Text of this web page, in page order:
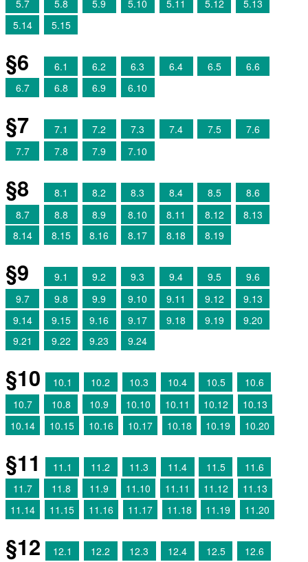
5.7 5.8 5.9 5.10 5.11 5.12
5.13
5.14
5.15
§6 6.1 6.2 6.3 6.4 6.5
6.6
6.7
6.8 6.9 6.10
§7 7.1 7.2 7.3 7.4 7.5
7.6
7.7
7.8 7.9 7.10
§8 8.1 8.2 8.3 8.4 8.5
8.6
8.7
8.8 8.9 8.10 8.11 8.12
8.13
8.14
8.15 8.16 8.17 8.18 8.19
§9 9.1 9.2 9.3 9.4 9.5
9.6
9.7
9.8 9.9 9.10 9.11 9.12
9.13
9.14
9.15 9.16 9.17 9.18 9.19
9.20
9.21
9.22 9.23 9.24
§10 10.1 10.2 10.3 10.4 10.5
10.6
10.7
10.8 10.9 10.10 10.11 10.12
10.13
10.14
10.15 10.16 10.17 10.18 10.19 10.20
§11 11.1 11.2 11.3 11.4 11.5
11.6
11.7
11.8 11.9 11.10 11.11 11.12
11.13
11.14
11.15 11.16 11.17 11.18 11.19 11.20
§12 12.1 12.2 12.3 12.4 12.5
12.6